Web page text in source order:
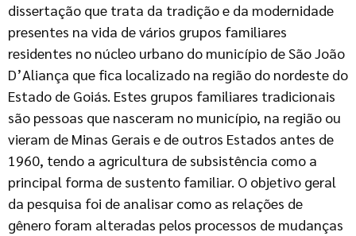
dissertação que trata da tradição e da modernidade
presentes na vida de vários grupos familiares
residentes no núcleo urbano do município de São João
D’Aliança que fica localizado na região do nordeste do
Estado de Goiás. Estes grupos familiares tradicionais
são pessoas que nasceram no município, na região ou
vieram de Minas Gerais e de outros Estados antes de
1960, tendo a agricultura de subsistência como a
principal forma de sustento familiar. O objetivo geral
da pesquisa foi de analisar como as relações de
gênero foram alteradas pelos processos de mudanças